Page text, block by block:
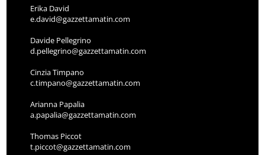
Erika David
e.david@gazzettamatin.com
Davide Pellegrino
d.pellegrino@gazzettamatin.com
Cinzia Timpano
c.timpano@gazzettamatin.com
Arianna Papalia
a.papalia@gazzettamatin.com
Thomas Piccot
t.piccot@gazzettamatin.com